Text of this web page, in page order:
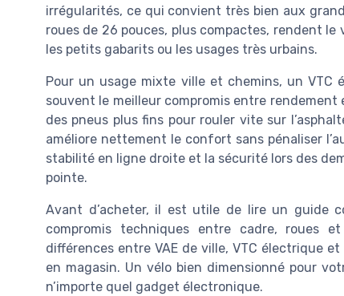
irrégularités, ce qui convient très bien aux
roues de 26 pouces, plus compactes, rendent
les petits gabarits ou les usages très urbains.
Pour un usage mixte ville et chemins, un
souvent le meilleur compromis entre
des pneus plus fins pour rouler vite sur
améliore nettement le confort sans pénaliser
stabilité en ligne droite et la sécurité lors des
pointe.
Avant d’acheter, il est utile de lire un guide
compromis techniques entre cadre, roues
différences entre VAE de ville, VTC électrique
en magasin. Un vélo bien dimensionné pour
n’importe quel gadget électronique.